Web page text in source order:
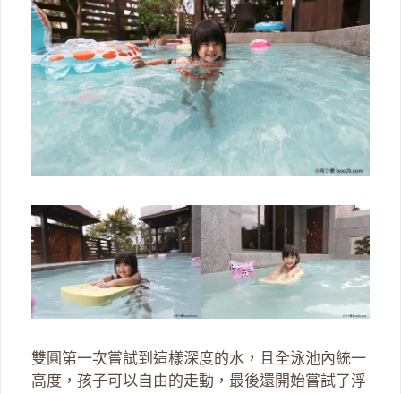
雙圓第一次嘗試到這樣深度的水，且全泳池內統一
高度，孩子可以自由的走動，最後還開始嘗試了浮